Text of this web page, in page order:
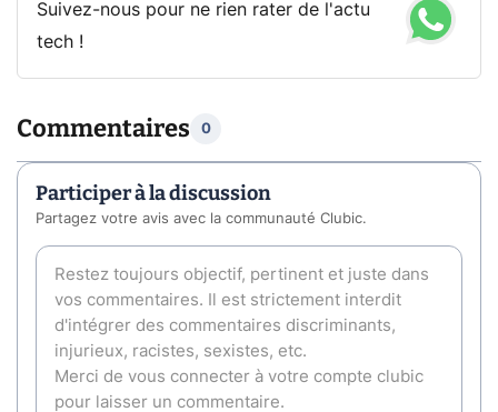
Suivez-nous pour ne rien rater de l'actu
tech !
Commentaires 0
Participer à la discussion
Partagez votre avis avec la communauté Clubic.